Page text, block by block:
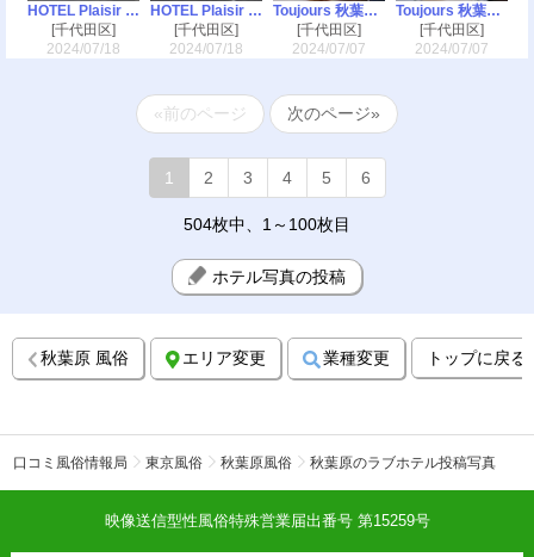
HOTEL Plaisir Akihabara(ホテルプレジール秋葉原)
[千代田区]
2024/07/18
HOTEL Plaisir Akihabara(ホテルプレジール秋葉原)
[千代田区]
2024/07/18
Toujours 秋葉原（トゥージュール）
[千代田区]
2024/07/07
Toujours 秋葉原（トゥージュール）
[千代田区]
2024/07/07
«前のページ 次のページ»
1 2 3 4 5 6
504枚中、1～100枚目
ホテル写真の投稿
秋葉原 風俗 エリア変更 業種変更 トップに戻る
口コミ風俗情報局 東京風俗 秋葉原風俗 秋葉原のラブホテル投稿写真
映像送信型性風俗特殊営業届出番号 第15259号